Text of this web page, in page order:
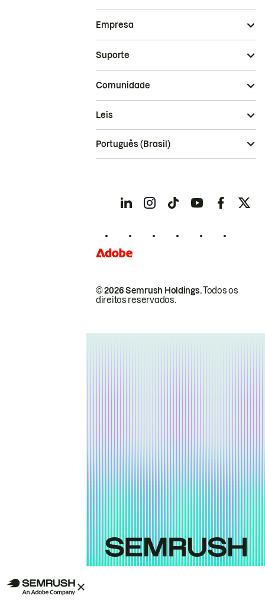
Empresa
Suporte
Comunidade
© 2026 Semrush Holdings.Todos os
direitos reservados.
Leis
Português (Brasil)